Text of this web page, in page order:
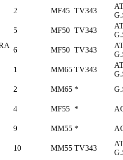
2 MF45 TV343
5 MF50 TV343
6 MF50 TV343
1 MM65 TV343
2 MM65 *
4 MF55 *
9 MM55 *
10 MM55 TV343